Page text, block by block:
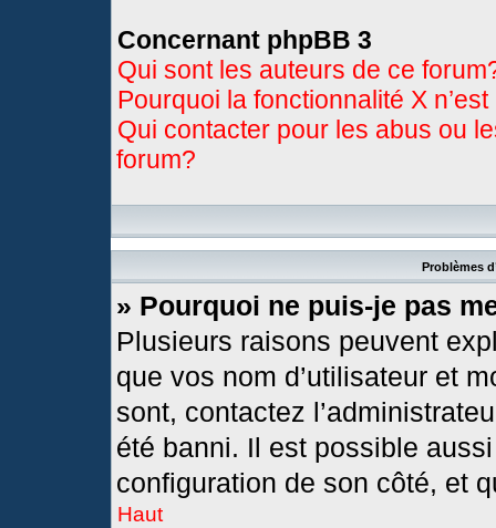
Concernant phpBB 3
Qui sont les auteurs de ce
Pourquoi la fonctionnalité X
Qui contacter pour les abus ou
forum?
Problèmes
» Pourquoi ne puis-je pas
Plusieurs raisons peuvent
que vos nom d’utilisateur et
sont, contactez
été banni. Il est possible
configuration de son côté, et
Haut